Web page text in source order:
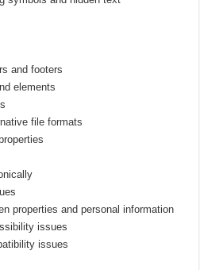
and footers
elements
file formats
properties and personal information
issues
issues